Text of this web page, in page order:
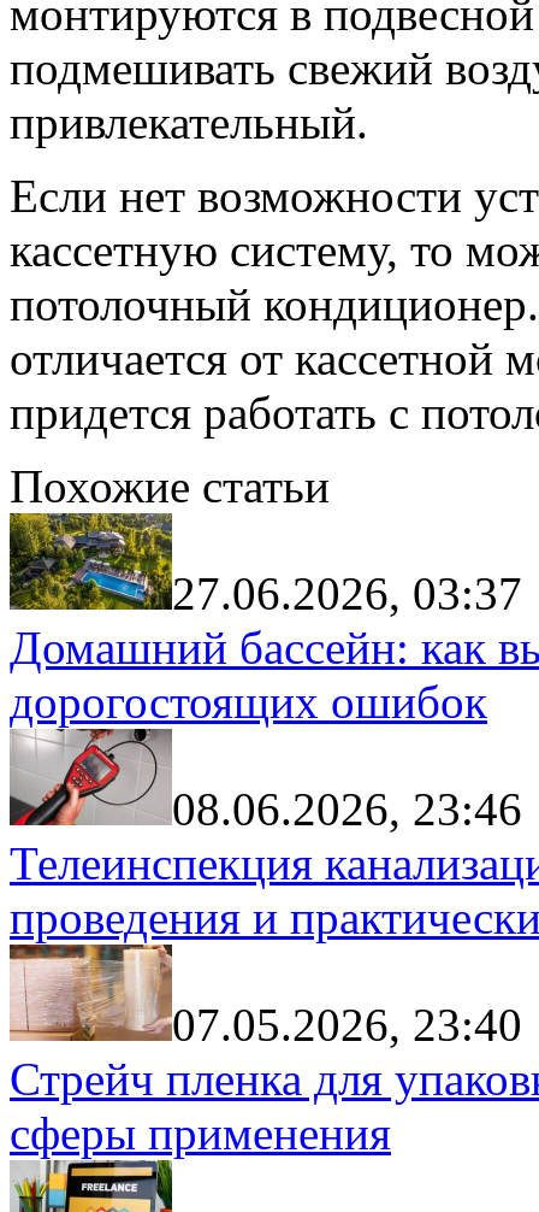
монтируются в
подмешивать свежий
привлекательный.
Если нет возможности
кассетную систему, то
потолочный
отличается от
придется работать с
Похожие статьи
27.06.2026, 03:37
Домашний бассейн: как
дорогостоящих ошибок
08.06.2026, 23:46
Телеинспекция
проведения и
07.05.2026, 23:40
Стрейч пленка для
сферы применения